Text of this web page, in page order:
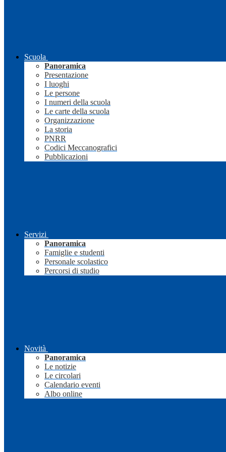
Scuola
Panoramica
Presentazione
I luoghi
Le persone
I numeri della scuola
Le carte della scuola
Organizzazione
La storia
PNRR
Codici Meccanografici
Pubblicazioni
Servizi
Panoramica
Famiglie e studenti
Personale scolastico
Percorsi di studio
Novità
Panoramica
Le notizie
Le circolari
Calendario eventi
Albo online